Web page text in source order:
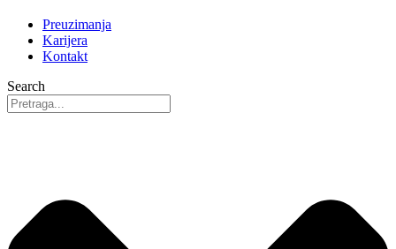
Preuzimanja
Karijera
Kontakt
Search